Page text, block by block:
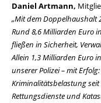
Daniel Artmann,
Mit dem Doppelhaushalt
Rund 8,6 Milliarden Euro
fließen in Sicherheit,
Allein 1,3 Milliarden Euro
unserer Polizei – mit
Kriminalitätsbelastung seit
Rettungsdienste und